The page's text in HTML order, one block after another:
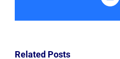
Related Posts